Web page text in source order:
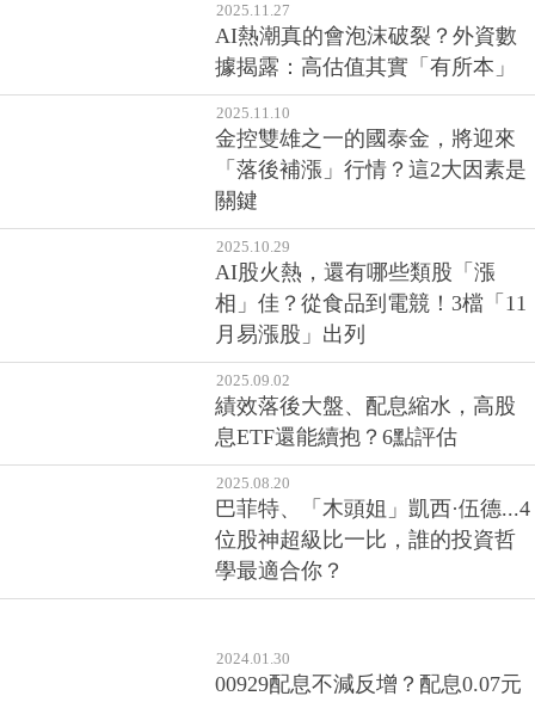
2025.11.27
AI熱潮真的會泡沫破裂？外資數
據揭露：高估值其實「有所本」
2025.11.10
金控雙雄之一的國泰金，將迎來
「落後補漲」行情？這2大因素是
關鍵
2025.10.29
AI股火熱，還有哪些類股「漲
相」佳？從食品到電競！3檔「11
月易漲股」出列
2025.09.02
績效落後大盤、配息縮水，高股
息ETF還能續抱？6點評估
2025.08.20
巴菲特、「木頭姐」凱西·伍德...4
位股神超級比一比，誰的投資哲
學最適合你？
2024.01.30
00929配息不減反增？配息0.07元